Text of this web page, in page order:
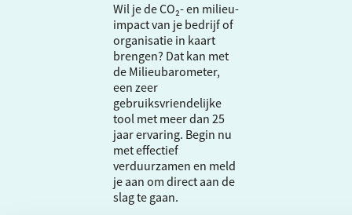
Wil je de CO₂- en milieu-
impact van je bedrijf of
organisatie in kaart
brengen? Dat kan met
de Milieubarometer,
een zeer
gebruiksvriendelijke
tool met meer dan 25
jaar ervaring. Begin nu
met effectief
verduurzamen en meld
je aan om direct aan de
slag te gaan.